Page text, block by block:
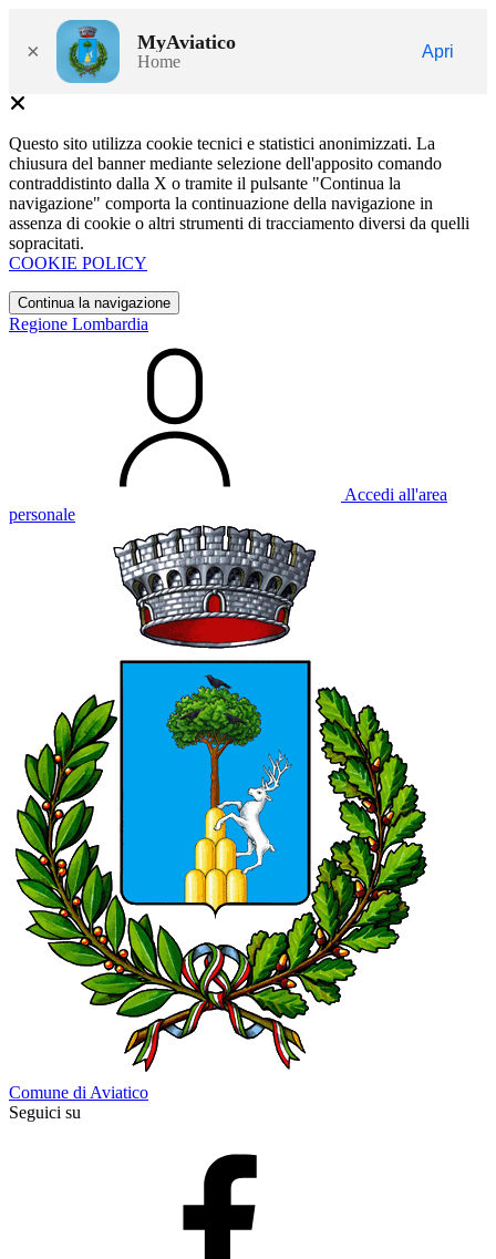
× MyAviatico
Home
Apri
Questo sito utilizza cookie tecnici e statistici anonimizzati. La
chiusura del banner mediante selezione dell'apposito comando
contraddistinto dalla X o tramite il pulsante "Continua la
navigazione" comporta la continuazione della navigazione in
assenza di cookie o altri strumenti di tracciamento diversi da quelli
sopracitati.
COOKIE POLICY
Continua la navigazione
Regione Lombardia
Accedi all'area
personale
Comune di Aviatico
Seguici su